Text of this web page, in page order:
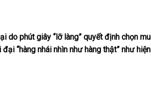
do phút giây “lỡ làng” quyết định chọn
“hàng nhái nhìn như hàng thật” như